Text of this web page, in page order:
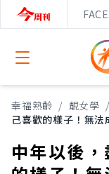
Open menu
幸福熟齡 / 靚女學 /
己喜歡的樣子！無
中年以後